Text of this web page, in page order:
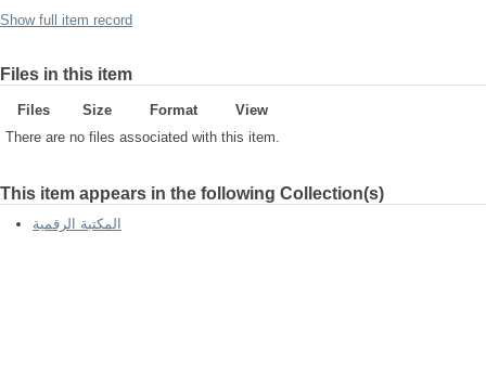
Show full item record
Files in this item
Files Size Format
View
There are no files associated with this item.
This item appears in the following Collection(s)
المكتبة الرقمية